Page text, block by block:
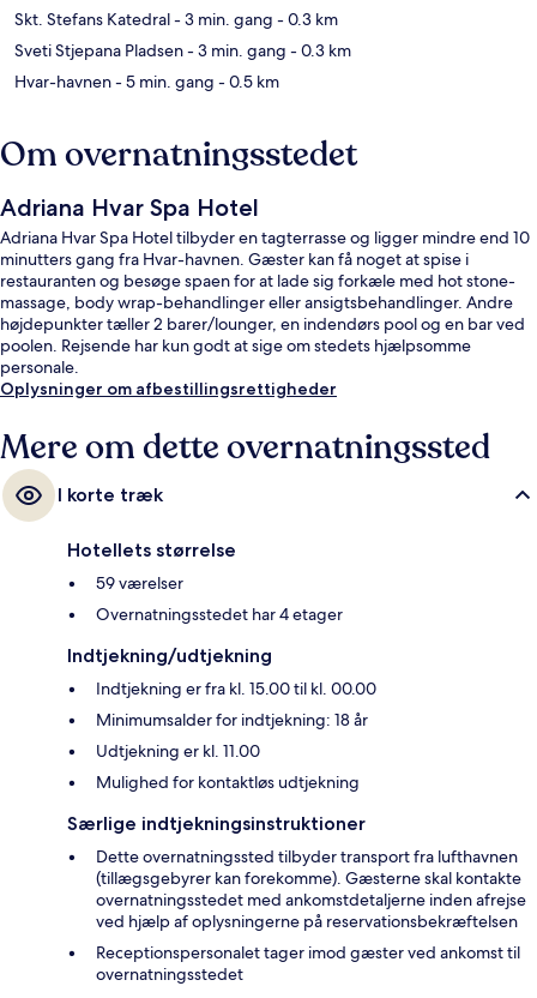
Skt. Stefans Katedral- 3 min. gang - 0.3 km
Sveti Stjepana Pladsen- 3 min. gang - 0.3 km
Hvar-havnen- 5 min. gang - 0.5 km
Om overnatningsstedet
Adriana Hvar Spa Hotel
Adriana Hvar Spa Hotel tilbyder en tagterrasse og ligger mindre end 10
minutters gang fra Hvar-havnen. Gæster kan få noget at spise i
restauranten og besøge spaen for at lade sig forkæle med hot stone-
massage, body wrap-behandlinger eller ansigtsbehandlinger. Andre
højdepunkter tæller 2 barer/lounger, en indendørs pool og en bar ved
poolen. Rejsende har kun godt at sige om stedets hjælpsomme
personale.
Oplysninger om afbestillingsrettigheder
Mere om dette overnatningssted
I korte træk
Hotellets størrelse
59 værelser
Overnatningsstedet har 4 etager
Indtjekning/udtjekning
Indtjekning er fra kl. 15.00 til kl. 00.00
Minimumsalder for indtjekning: 18 år
Udtjekning er kl. 11.00
Mulighed for kontaktløs udtjekning
Særlige indtjekningsinstruktioner
Dette overnatningssted tilbyder transport fra lufthavnen
(tillægsgebyrer kan forekomme). Gæsterne skal kontakte
overnatningsstedet med ankomstdetaljerne inden afrejse
ved hjælp af oplysningerne på reservationsbekræftelsen
Receptionspersonalet tager imod gæster ved ankomst til
overnatningsstedet